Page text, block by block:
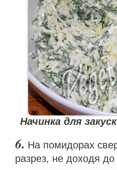
Начинка для
На помидорах
разрез, не доходя